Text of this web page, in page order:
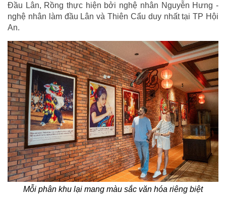
Đầu Lân, Rồng thực hiện bởi nghệ nhân Nguyễn Hưng -
nghệ nhân làm đầu Lân và Thiên Cẩu duy nhất tại TP Hội
An.
Mỗi phân khu lại mang màu sắc văn hóa riêng biệt